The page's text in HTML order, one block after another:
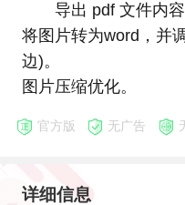
导出 pdf 文件内
将图片转为word，并
边)。
图片压缩优化。
官方版 无广告
详细信息